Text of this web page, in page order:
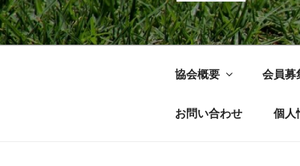
へ
ス
キ
協会概要 会員募
お問い合わせ 個人